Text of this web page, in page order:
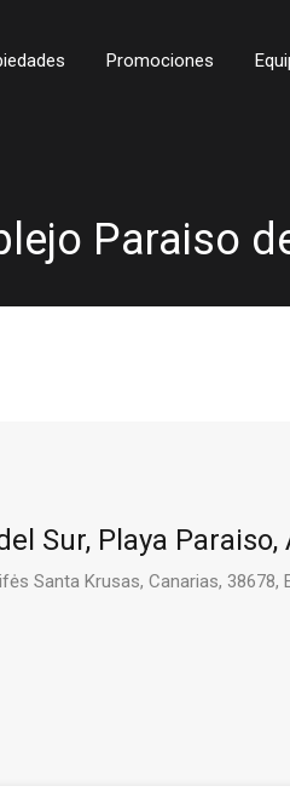
Promociones
Paraiso
Sur, Playa Paraiso,
Santa Krusas, Canarias, 38678,